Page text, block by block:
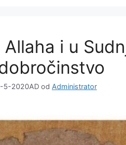
i u
5-2020AD od Administrator